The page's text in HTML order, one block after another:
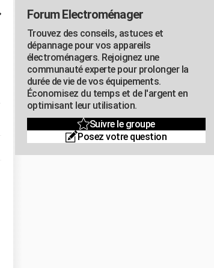
Forum Electroménager
Trouvez des conseils, astuces et
dépannage pour vos appareils
électroménagers. Rejoignez une
communauté experte pour prolonger la
durée de vie de vos équipements.
Économisez du temps et de l'argent en
optimisant leur utilisation.
Suivre le groupe
Posez votre question